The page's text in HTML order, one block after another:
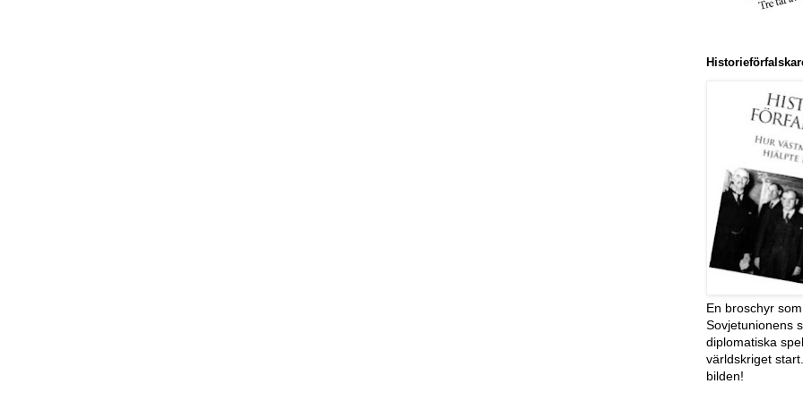
En broschyr
Sovjetunionens
diplomatiska
världskriget
bilden!